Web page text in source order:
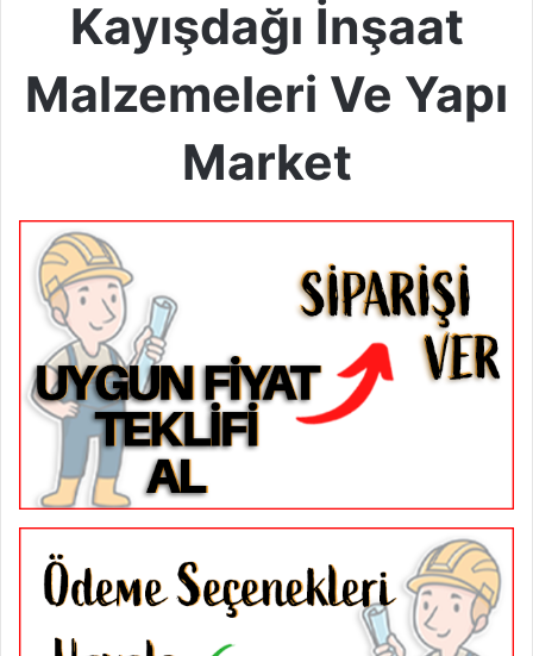
Kayışdağı İnşaat
Malzemeleri Ve Yapı
Market